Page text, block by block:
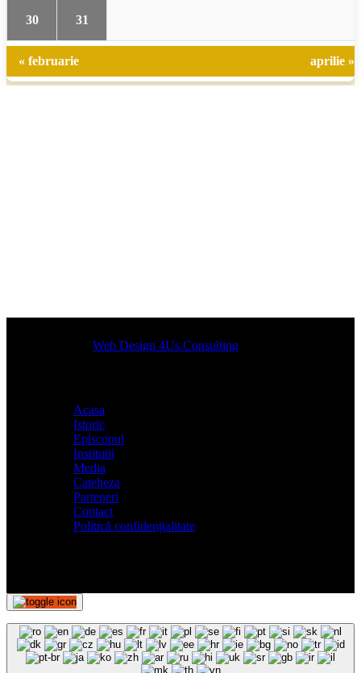
30 31
« februarie aprilie »
Designed byWeb Design 4Us Consulting
Acasa
Istoric
Episcopul
Institutii
Media
Cateheza
Parteneri
Contact
Politică confidențialitate